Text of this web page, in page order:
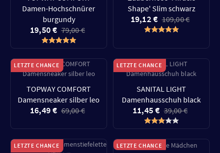
Damen-Hochschnürer
burgundy
19,50 € 79,00 €
Shape' Slim schwarz
19,12 € 109,00 €
LETZTE CHANCE
TOPWAY COMFORT
Damensneaker silber leo
16,49 € 69,00 €
LETZTE CHANCE
SANITAL LIGHT
Damenhausschuh black
11,45 € 39,00 €
LETZTE CHANCE LETZTE CHANCE